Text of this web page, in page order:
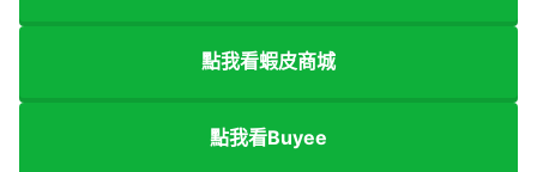
點我看蝦皮商城
點我看Buyee